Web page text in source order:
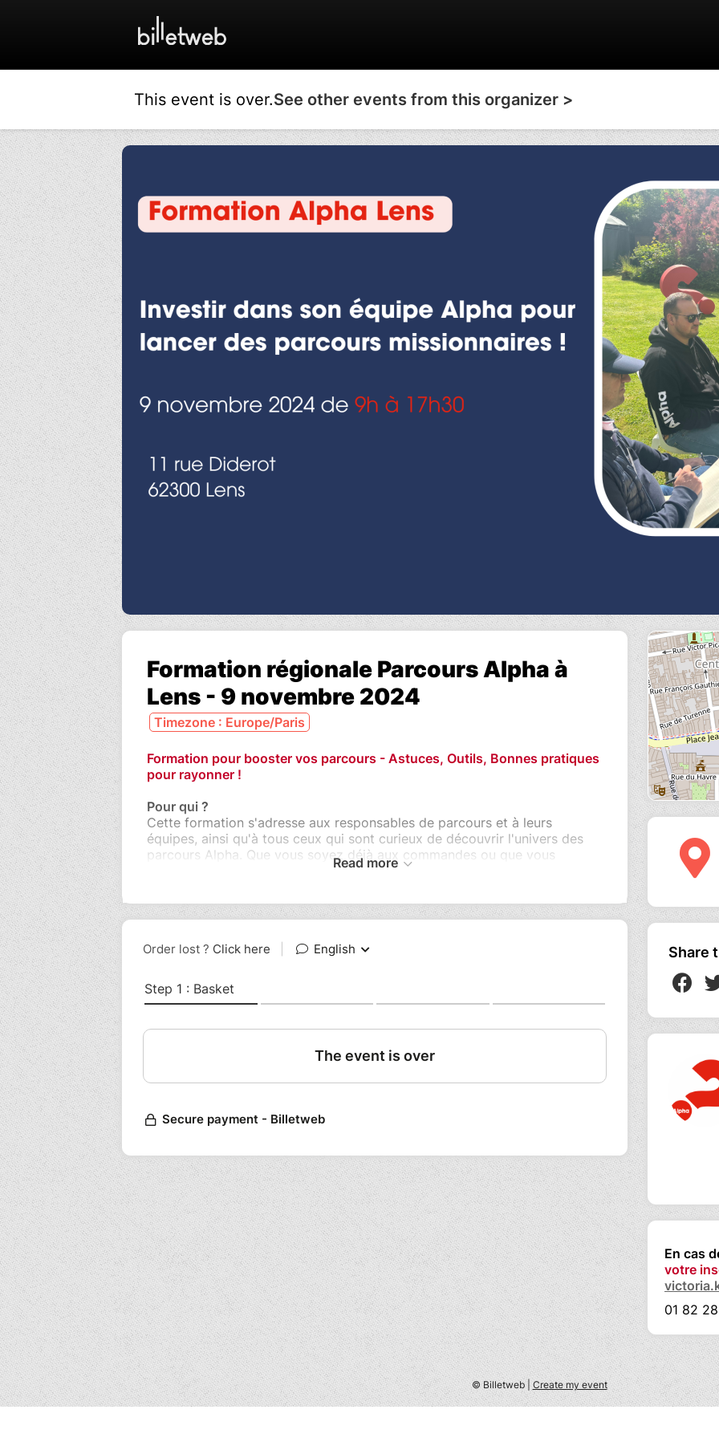
This event is over.See other events from this organizer >
Formation régionale Parcours Alpha à
Lens - 9 novembre 2024
Timezone : Europe/Paris
Formation pour booster vos parcours - Astuces, Outils, Bonnes pratiques
pour rayonner !
Pour qui ?
Cette formation s'adresse aux responsables de parcours et à leurs
équipes, ainsi qu'à tous ceux qui sont curieux de découvrir l'univers des
parcours Alpha. Que vous soyez déjà aux commandes ou que vous
hésitiez encore à plonger, cette formation est faite pour vous.
Au programme :
Voyage au coeur des différents parcours (classic, jeunes, duo, couples,
les parcours. Les clés de réussite d'un parcours, intégrer pleinement votre
famille, ...
Des échanges sur l'invitation, la communication, l'animation, le post-alpha,
Ce que vous allez apprendre :
*Une méthodologie qui cartonne* : Découvrez la recette qui fera mouche
à tous les coups
pour votre communication et votre organisation
*Partager et grandir ensemble* : Bénéficiez des retours d'expérience des
idées modélisantes.
Horaire :
de 09H à 17H30
Repas Auberge Espagnol chacun ramène un plat ou un dessert, une
boisson et vos couverts
Lieu :
11 rue Diderot 62300 Lens
Pré-requis :
Aucun ! Venez comme vous êtes, avec votre curiosité, vos questions, vos
envies. Vous pouvez prévoir de quoi prendre des notes.
Prêts à vous lancer ? Ne tardez pas, inscrivez-vous !
Read more
Share
En cas
votre
01 82
© Billetweb | Create my event